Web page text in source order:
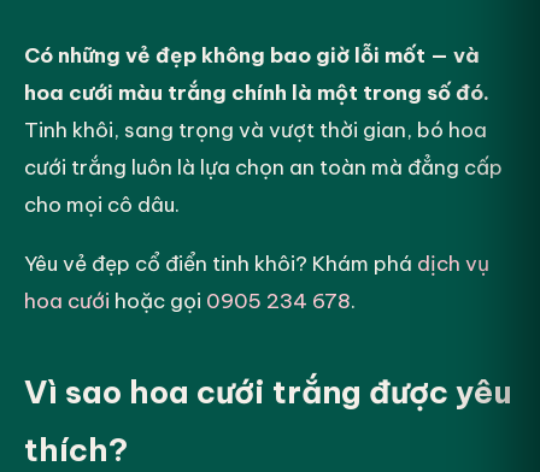
Có những vẻ đẹp không bao giờ lỗi mốt — và
hoa cưới màu trắng chính là một trong số đó.
Tinh khôi, sang trọng và vượt thời gian, bó hoa
cưới trắng luôn là lựa chọn an toàn mà đẳng cấp
cho mọi cô dâu.
Yêu vẻ đẹp cổ điển tinh khôi? Khám phá dịch vụ
hoa cưới hoặc gọi 0905 234 678.
Vì sao hoa cưới trắng được yêu
thích?